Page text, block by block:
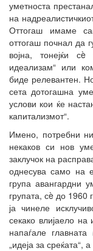
уметноста
на
Оттогаш имаме
оттогаш почнал да
војна, тонејќи
идеализам“ или
биде релевантен.
сета дотогашна
услови кои ќе
капитализмот“.
Имено, потребни
некаков си нов
заклучок на
однесува само на
група авангардни
групата, сè до 1960
ја чинеле
секако влијаело
напаѓале
„идеја за среќата“,